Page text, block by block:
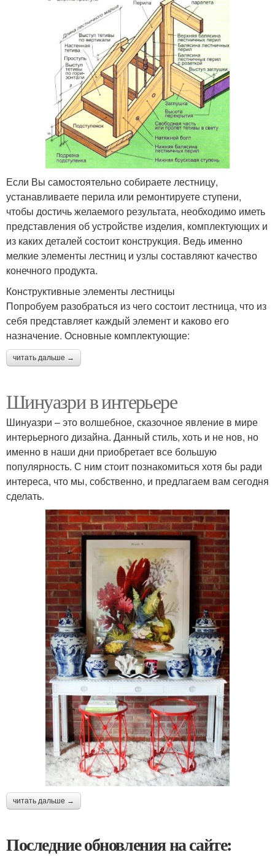
Если Вы самостоятельно собираете лестницу,
устанавливаете перила или ремонтируете ступени,
чтобы достичь желаемого результата, необходимо иметь
представления об устройстве изделия, комплектующих и
из каких деталей состоит конструкция. Ведь именно
мелкие элементы лестниц и узлы составляют качество
конечного продукта.
Конструктивные элементы лестницы
Попробуем разобраться из чего состоит лестница, что из
себя представляет каждый элемент и каково его
назначение. Основные комплектующие:
читать дальше →
Шинуазри в интерьере
Шинуазри – это волшебное, сказочное явление в мире
интерьерного дизайна. Данный стиль, хоть и не нов, но
именно в наши дни приобретает все большую
популярность. С ним стоит познакомиться хотя бы ради
интереса, что мы, собственно, и предлагаем вам сегодня
сделать.
читать дальше →
Последние обновления на сайте: